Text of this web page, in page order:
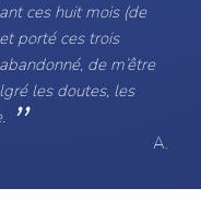
ces huit mois (de
porté ces trois
de m’être
les doutes, les
A.